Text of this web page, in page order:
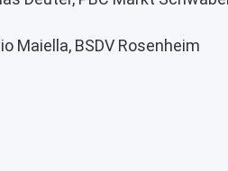
Maiella, BSDV Rosenheim